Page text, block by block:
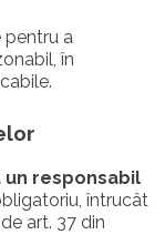
a
în
un responsabil
întrucât
art. 37 din